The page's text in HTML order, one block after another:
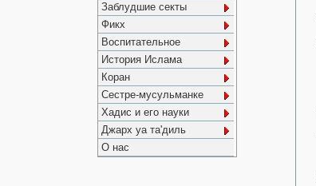
Заблудшие секты
Фикх
Воспитательное
История Ислама
Коран
Сестре-мусульманке
Хадис и его науки
Джарх уа та'диль
О нас